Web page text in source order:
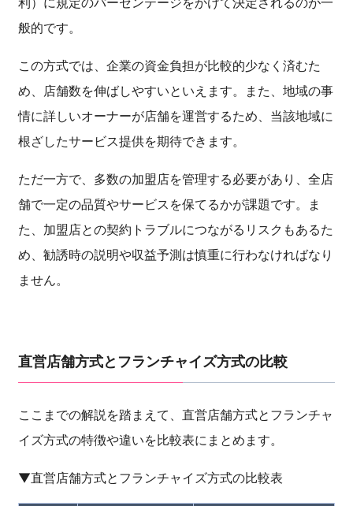
般的です。
この方式では、企業の資金負担が比較的少なく済むた
め、店舗数を伸ばしやすいといえます。また、地域の事
情に詳しいオーナーが店舗を運営するため、当該地域に
根ざしたサービス提供を期待できます。
ただ一方で、多数の加盟店を管理する必要があり、全店
舗で一定の品質やサービスを保てるかが課題です。ま
た、加盟店との契約トラブルにつながるリスクもあるた
め、勧誘時の説明や収益予測は慎重に行わなければなり
ません。
直営店舗方式とフランチャイズ方式の比較
ここまでの解説を踏まえて、直営店舗方式とフランチャ
イズ方式の特徴や違いを比較表にまとめます。
▼直営店舗方式とフランチャイズ方式の比較表